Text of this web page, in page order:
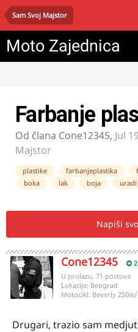
Sam Svoj Majstor
Moto Zajednica
Farbanje
Od člana Cone12345, Jul
Majstor
plastike farbanjeplastika
boka
lak boja uradi
Napiši
Cone12345
U prolazu, 71 postova
Lokacija: Beograd
Motocikl: Beverly
Drugari, trazio sam